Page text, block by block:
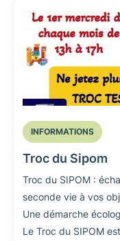
INFORMATIONS
Troc du Sipom
Troc du SIPOM :
seconde vie à vos
Une démarche
Le Troc du SIPOM